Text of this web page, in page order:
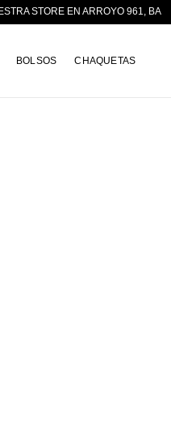
STORE EN ARROYO 961, BA
BOLSOS CHAQUETAS